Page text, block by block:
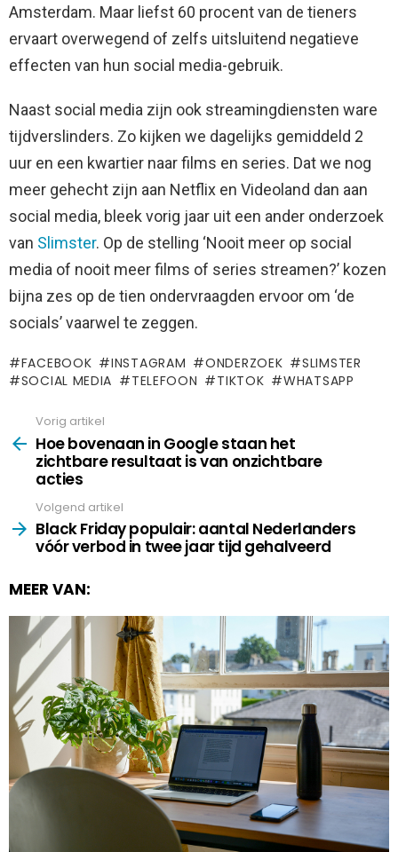
Amsterdam. Maar liefst 60 procent van de tieners
ervaart overwegend of zelfs uitsluitend negatieve
effecten van hun social media-gebruik.
Naast social media zijn ook streamingdiensten ware
tijdverslinders. Zo kijken we dagelijks gemiddeld 2
uur en een kwartier naar films en series. Dat we nog
meer gehecht zijn aan Netflix en Videoland dan aan
social media, bleek vorig jaar uit een ander onderzoek
van Slimster. Op de stelling ‘Nooit meer op social
media of nooit meer films of series streamen?’ kozen
bijna zes op de tien ondervraagden ervoor om ‘de
socials’ vaarwel te zeggen.
FACEBOOK INSTAGRAM ONDERZOEK
SLIMSTER
SOCIAL MEDIA
TELEFOON TIKTOK WHATSAPP
more
Vorig artikel
Hoe bovenaan in Google staan het
zichtbare resultaat is van onzichtbare
acties
Volgend artikel
Black Friday populair: aantal Nederlanders
vóór verbod in twee jaar tijd gehalveerd
MEER VAN: